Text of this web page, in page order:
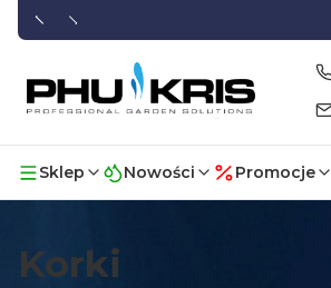
Sklep Nowości Promocje
Korki